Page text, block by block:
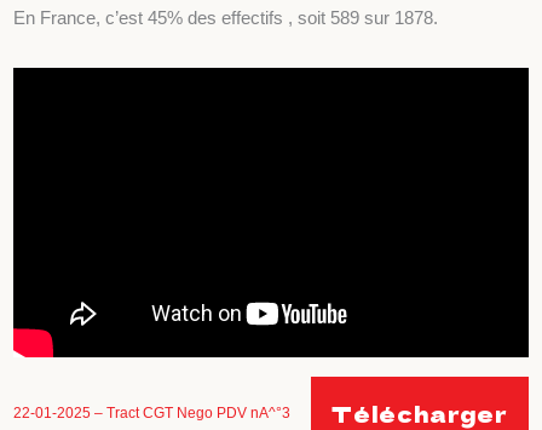
En France, c’est 45% des effectifs , soit 589 sur 1878.
22-01-2025 – Tract CGT Nego PDV nA^°3 Télécharger